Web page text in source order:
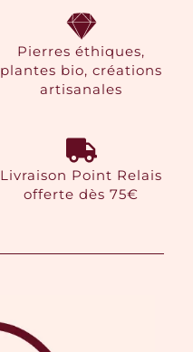
Pierres éthiques,
plantes bio, créations
artisanales
Livraison Point Relais
offerte dès 75€